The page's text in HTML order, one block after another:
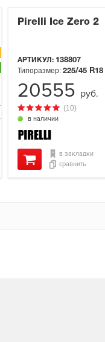
Pirelli Ice Zero 2
АРТИКУЛ: 138807
в наличии
(10)
Типоразмер: 225/45 R18
в закладки
сравнить
20555 руб.